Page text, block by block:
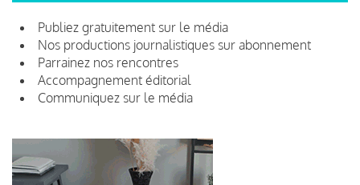
Publiez gratuitement sur le média
Nos productions journalistiques sur abonnement
Parrainez nos rencontres
Accompagnement éditorial
Communiquez sur le média